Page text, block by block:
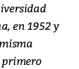
en 1952 y
primero